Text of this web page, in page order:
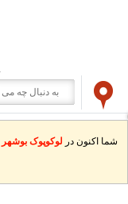
شما اکنون در لوکوپوک بوشهر